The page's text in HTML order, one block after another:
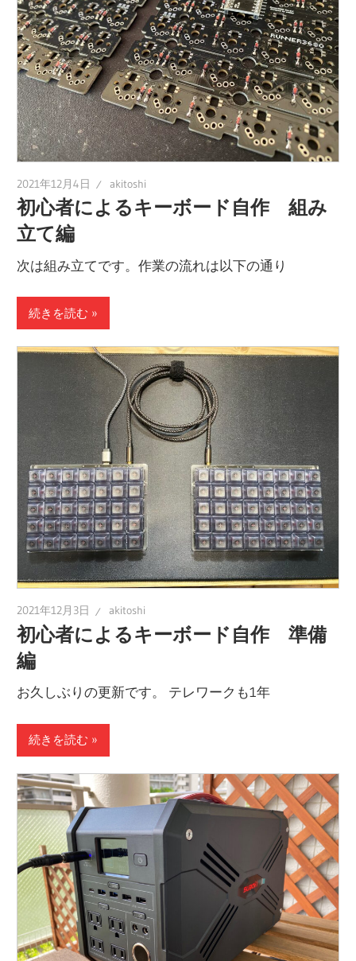
2021年12月4日 akitoshi
初心者によるキーボード自作 組み
立て編
次は組み立てです。作業の流れは以下の通り
続きを読む
2021年12月3日 akitoshi
初心者によるキーボード自作 準備
編
お久しぶりの更新です。 テレワークも1年
続きを読む